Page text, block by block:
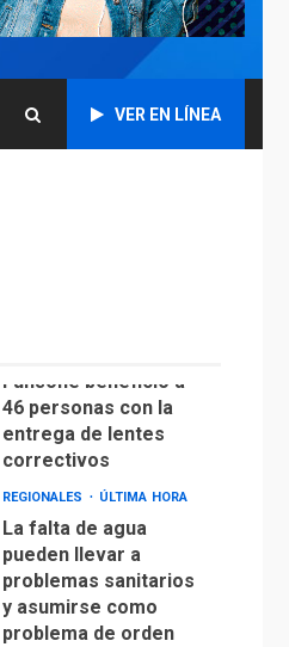
VER EN LÍNEA
POLÍTICA ÚLTIMA HORA
Delcy Rodríguez
Corpoelec y nuevo
Funsone benefició a
46 personas con la
entrega de lentes
correctivos
REGIONALES ÚLTIMA HORA
La falta de agua
pueden llevar a
problemas sanitarios
y asumirse como
problema de orden